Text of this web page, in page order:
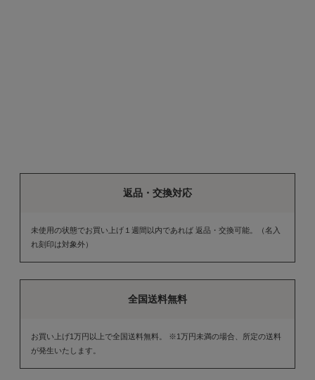
返品・交換対応
未使用の状態でお買い上げ１週間以内であれば 返品・交換可能。（名入
れ刻印は対象外）
全国送料無料
お買い上げ1万円以上で全国送料無料。 ※1万円未満の場合、所定の送料
が発生いたします。